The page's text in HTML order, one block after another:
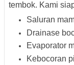
tembok. Kami
Saluran
Drainase
Evaporator
Kebocoran